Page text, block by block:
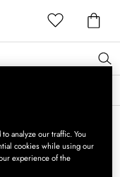
analyze our traffic. You
cookies while using our
experience of the